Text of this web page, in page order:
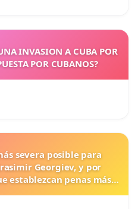
INVASION A CUBA POR
POR CUBANOS?
severa posible para
Georgiev, y por
establezcan penas más